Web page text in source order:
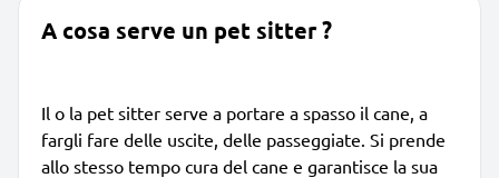
A cosa serve un pet sitter ?
Il o la pet sitter serve a portare a spasso il cane, a
fargli fare delle uscite, delle passeggiate. Si prende
allo stesso tempo cura del cane e garantisce la sua